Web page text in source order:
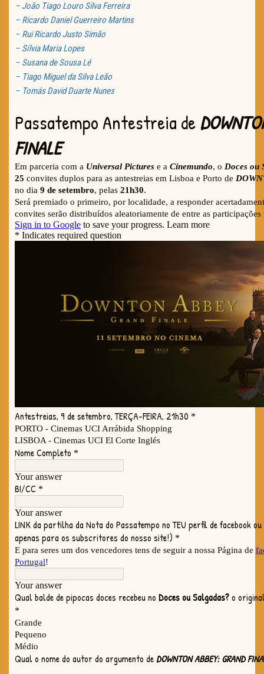
– João Tiago Louro Silva Ferreira
– Ricardo Daniel Guerreiro Martins
– Rui Ricardo Justo Simão
– Sílvia Maria Lopes
– Susana de Sousa Lé
– Tiago Miguel da Silva Leão
– Tomás David Duarte Nunes